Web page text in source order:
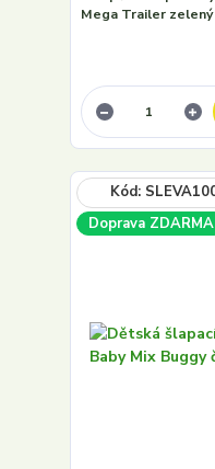
Mega Trailer zelený
Doprava ZDARMA